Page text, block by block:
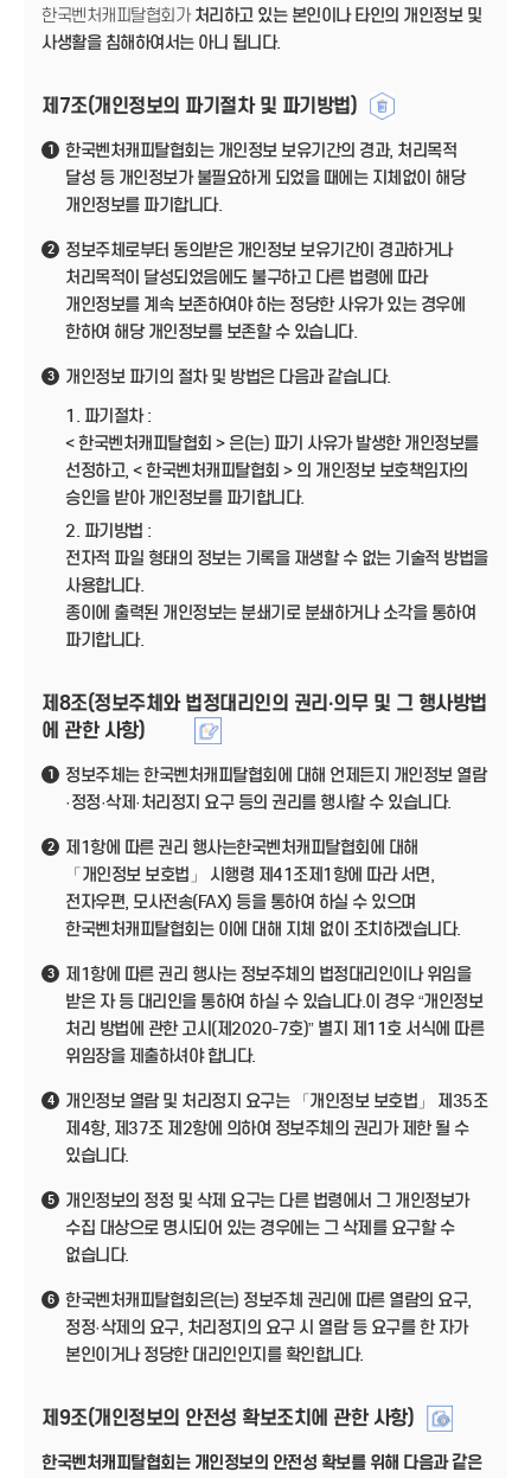
한국벤처캐피탈협회가처리하고 있는 본인이나 타인의 개인정보 및
사생활을 침해하여서는 아니 됩니다.
제7조(개인정보의 파기절차 및 파기방법)
1
한국벤처캐피탈협회는 개인정보 보유기간의 경과, 처리목적
달성 등 개인정보가 불필요하게 되었을 때에는 지체없이 해당
개인정보를 파기합니다.
2
정보주체로부터 동의받은 개인정보 보유기간이 경과하거나
처리목적이 달성되었음에도 불구하고 다른 법령에 따라
개인정보를 계속 보존하여야 하는 정당한 사유가 있는 경우에
한하여 해당 개인정보를 보존할 수 있습니다.
3
개인정보 파기의 절차 및 방법은 다음과 같습니다.
1. 파기절차 :
< 한국벤처캐피탈협회 > 은(는) 파기 사유가 발생한 개인정보를
선정하고, < 한국벤처캐피탈협회 > 의 개인정보 보호책임자의
승인을 받아 개인정보를 파기합니다.
2. 파기방법 :
전자적 파일 형태의 정보는 기록을 재생할 수 없는 기술적 방법을
사용합니다.
종이에 출력된 개인정보는 분쇄기로 분쇄하거나 소각을 통하여
파기합니다.
제8조(정보주체와 법정대리인의 권리·의무 및 그 행사방법
에 관한 사항)
1
정보주체는 한국벤처캐피탈협회에 대해 언제든지 개인정보 열람
·정정·삭제·처리정지 요구 등의 권리를 행사할 수 있습니다.
2
제1항에 따른 권리 행사는한국벤처캐피탈협회에 대해
「개인정보 보호법」 시행령 제41조제1항에 따라 서면,
전자우편, 모사전송(FAX) 등을 통하여 하실 수 있으며
한국벤처캐피탈협회는 이에 대해 지체 없이 조치하겠습니다.
3
제1항에 따른 권리 행사는 정보주체의 법정대리인이나 위임을
받은 자 등 대리인을 통하여 하실 수 있습니다.이 경우 “개인정보
처리 방법에 관한 고시(제2020-7호)” 별지 제11호 서식에 따른
위임장을 제출하셔야 합니다.
4
개인정보 열람 및 처리정지 요구는 「개인정보 보호법」 제35조
제4항, 제37조 제2항에 의하여 정보주체의 권리가 제한 될 수
있습니다.
5
개인정보의 정정 및 삭제 요구는 다른 법령에서 그 개인정보가
수집 대상으로 명시되어 있는 경우에는 그 삭제를 요구할 수
없습니다.
6
한국벤처캐피탈협회은(는) 정보주체 권리에 따른 열람의 요구,
정정·삭제의 요구, 처리정지의 요구 시 열람 등 요구를 한 자가
본인이거나 정당한 대리인인지를 확인합니다.
제9조(개인정보의 안전성 확보조치에 관한 사항)
한국벤처캐피탈협회는 개인정보의 안전성 확보를 위해 다음과 같은